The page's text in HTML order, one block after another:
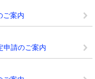
ご案内
申請のご案内